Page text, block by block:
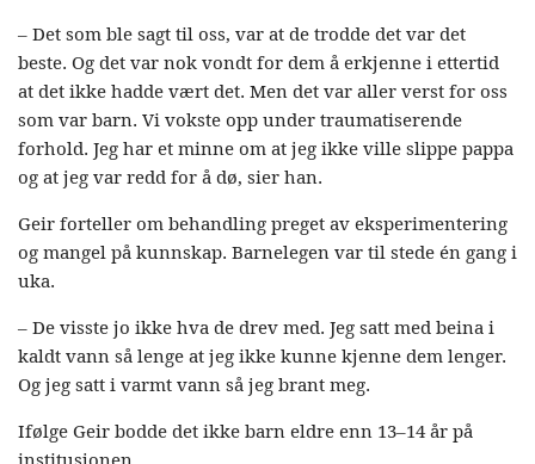
– Det som ble sagt til oss, var at de trodde det var det
beste. Og det var nok vondt for dem å erkjenne i ettertid
at det ikke hadde vært det. Men det var aller verst for oss
som var barn. Vi vokste opp under traumatiserende
forhold. Jeg har et minne om at jeg ikke ville slippe pappa
og at jeg var redd for å dø, sier han.
Geir forteller om behandling preget av eksperimentering
og mangel på kunnskap. Barnelegen var til stede én gang i
uka.
– De visste jo ikke hva de drev med. Jeg satt med beina i
kaldt vann så lenge at jeg ikke kunne kjenne dem lenger.
Og jeg satt i varmt vann så jeg brant meg.
Ifølge Geir bodde det ikke barn eldre enn 13–14 år på